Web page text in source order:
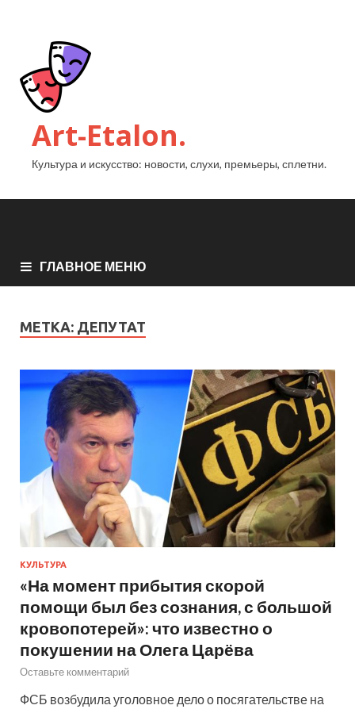
Art-Etalon.
Культура и искусство: новости, слухи, премьеры, сплетни.
ГЛАВНОЕ МЕНЮ
МЕТКА: ДЕПУТАТ
КУЛЬТУРА
«На момент прибытия скорой
помощи был без сознания, с большой
кровопотерей»: что известно о
покушении на Олега Царёва
Оставьте комментарий
ФСБ возбудила уголовное дело о посягательстве на